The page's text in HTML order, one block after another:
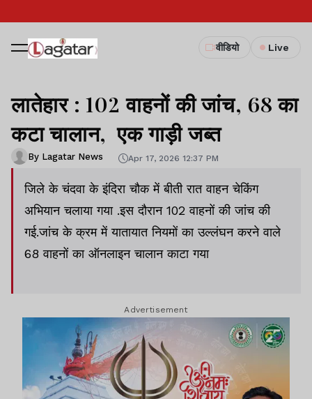
वीडियो Live
लातेहार : 102 वाहनों की जांच, 68 का
कटा चालान, एक गाड़ी जब्त
By Lagatar News Apr 17, 2026 12:37 PM
जिले के चंदवा के इंदिरा चौक में बीती रात वाहन चेकिंग
अभियान चलाया गया .इस दौरान 102 वाहनों की जांच की
गई.जांच के क्रम में यातायात नियमों का उल्लंघन करने वाले
68 वाहनों का ऑनलाइन चालान काटा गया
Advertisement